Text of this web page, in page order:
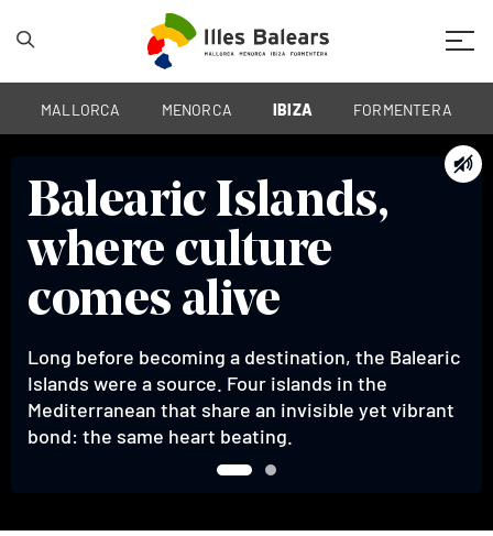
MALLORCA MENORCA IBIZA FORMENTERA
Balearic Islands,
where culture
comes alive
Long before becoming a destination, the Balearic
Islands were a source. Four islands in the
Mediterranean that share an invisible yet vibrant
bond: the same heart beating.
Balearic Islands,
where culture
comes alive
Long before becoming a destination, the Balearic
Islands were a source. Four islands in the
Mediterranean that share an invisible yet vibrant
bond: the same heart beating.